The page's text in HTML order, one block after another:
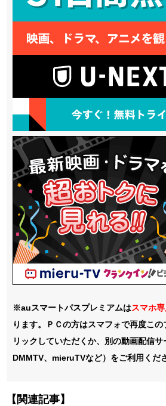
※auスマートパスプレミアムはスマホ専
ります。ＰＣの方はスマフォで再度こ
リックしていただくか、別の動画配信
DMMTV、mieruTVなど）をご利用くだ
【関連記事】